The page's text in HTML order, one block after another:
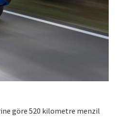
göre 520 kilometre menzil